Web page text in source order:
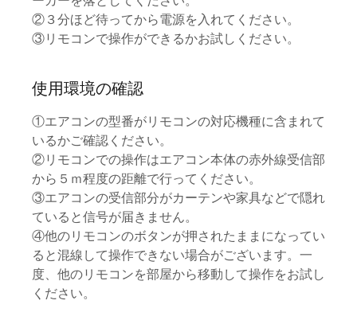
②３分ほど待ってから電源を入れてください。
③リモコンで操作ができるかお試しください。
使用環境の確認
①エアコンの型番がリモコンの対応機種に含まれて
いるかご確認ください。
②リモコンでの操作はエアコン本体の赤外線受信部
から５ｍ程度の距離で行ってください。
③エアコンの受信部分がカーテンや家具などで隠れ
ていると信号が届きません。
④他のリモコンのボタンが押されたままになってい
ると混線して操作できない場合がございます。一
度、他のリモコンを部屋から移動して操作をお試し
ください。